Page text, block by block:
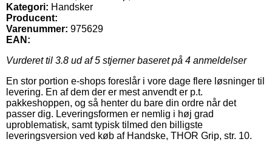
Kategori: Handsker
Producent:
Varenummer: 975629
EAN:
Vurderet til 3.8 ud af 5 stjerner baseret på 4 anmeldelser
En stor portion e-shops foreslår i vore dage flere løsninger til
levering. En af dem der er mest anvendt er p.t.
pakkeshoppen, og så henter du bare din ordre når det
passer dig. Leveringsformen er nemlig i høj grad
uproblematisk, samt typisk tilmed den billigste
leveringsversion ved køb af Handske, THOR Grip, str. 10.